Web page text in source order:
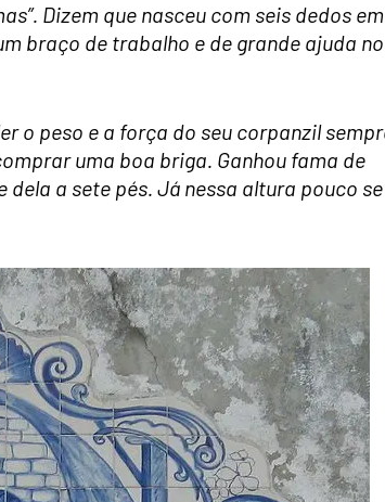
Dizem que nasceu com seis dedos em
braço de trabalho e de grande ajuda
o peso e a força do seu corpanzil
uma boa briga. Ganhou fama de
a sete pés. Já nessa altura pouco se